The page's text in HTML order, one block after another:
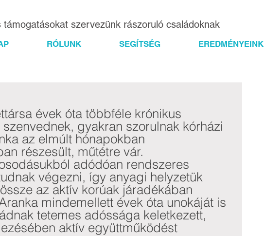
támogatásokat szervezünk rászoruló családoknak
RÓLUNK SEGÍTSÉG EREDMÉNYEINK
évek óta többféle krónikus
gyakran szorulnak kórházi
az elmúlt hónapokban
részesült, műtétre vár.
adódóan rendszeres
végezni, így anyagi helyzetük
az aktív korúak járadékában
mindemellett évek óta unokáját is
tetemes adóssága keletkezett,
aktív együttműködést